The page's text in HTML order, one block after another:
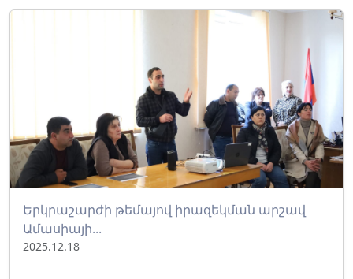
Երկրաշարժի թեմայով իրազեկման արշավ
Ամասիայի...
2025.12.18